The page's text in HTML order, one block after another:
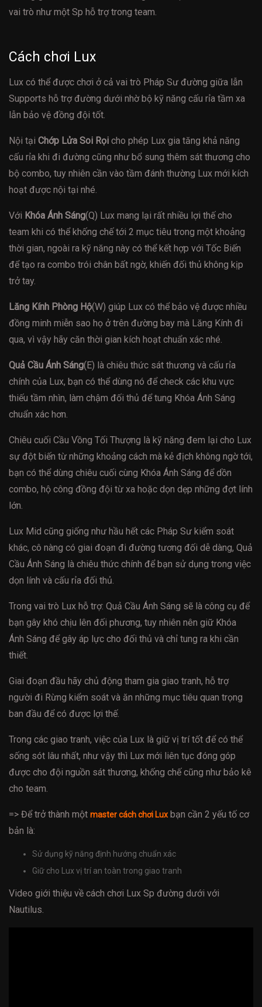
vai trò như một Sp hỗ trợ trong team.
Cách chơi Lux
Lux có thể được chơi ở cả vai trò Pháp Sư đường giữa lẫn
Supports hỗ trợ đường dưới nhờ bộ kỹ năng cấu rỉa tầm xa
lẫn bảo vệ đồng đội tốt.
Nội tại Chớp Lửa Soi Rọi cho phép Lux gia tăng khả năng
cấu rỉa khi đi đường cũng như bổ sung thêm sát thương cho
bộ combo, tuy nhiên cần vào tầm đánh thường Lux mới kích
hoạt được nội tại nhé.
Với Khóa Ánh Sáng(Q) Lux mang lại rất nhiều lợi thế cho
team khi có thể khống chế tới 2 mục tiêu trong một khoảng
thời gian, ngoài ra kỹ năng này có thể kết hợp với Tốc Biến
để tạo ra combo trói chân bất ngờ, khiến đối thủ không kịp
trở tay.
Lăng Kính Phòng Hộ(W) giúp Lux có thể bảo vệ được nhiều
đồng minh miễn sao họ ở trên đường bay mà Lăng Kính đi
qua, vì vậy hãy căn thời gian kích hoạt chuẩn xác nhé.
Quả Cầu Ánh Sáng(E) là chiêu thức sát thương và cấu rỉa
chính của Lux, bạn có thể dùng nó để check các khu vực
thiếu tầm nhìn, làm chậm đối thủ để tung Khóa Ánh Sáng
chuẩn xác hơn.
Chiêu cuối Cầu Vồng Tối Thượng là kỹ năng đem lại cho Lux
sự đột biến từ những khoảng cách mà kẻ địch không ngờ tới,
bạn có thể dùng chiêu cuối cùng Khóa Ánh Sáng để dồn
combo, hộ công đồng đội từ xa hoặc dọn dẹp những đợt lính
lớn.
Lux Mid cũng giống như hầu hết các Pháp Sư kiểm soát
khác, cô nàng có giai đoạn đi đường tương đối dễ dàng, Quả
Cầu Ánh Sáng là chiêu thức chính để bạn sử dụng trong việc
dọn lính và cấu rỉa đối thủ.
Trong vai trò Lux hỗ trợ: Quả Cầu Ánh Sáng sẽ là công cụ để
bạn gây khó chịu lên đối phương, tuy nhiên nên giữ Khóa
Ánh Sáng để gây áp lực cho đối thủ và chỉ tung ra khi cần
thiết.
Giai đoạn đầu hãy chủ động tham gia giao tranh, hỗ trợ
người đi Rừng kiểm soát và ăn những mục tiêu quan trọng
ban đầu để có được lợi thế.
Trong các giao tranh, việc của Lux là giữ vị trí tốt để có thể
sống sót lâu nhất, như vậy thì Lux mới liên tục đóng góp
được cho đội nguồn sát thương, khống chế cũng như bảo kê
cho team.
=> Để trở thành một master cách chơi Lux bạn cần 2 yếu tố cơ
bản là:
Sử dụng kỹ năng định hướng chuẩn xác
Giữ cho Lux vị trí an toàn trong giao tranh
Video giới thiệu về cách chơi Lux Sp đường dưới với
Nautilus.